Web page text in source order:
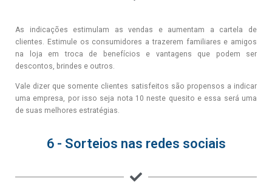
As indicações estimulam as vendas e aumentam a cartela de
clientes. Estimule os consumidores a trazerem familiares e amigos
na loja em troca de benefícios e vantagens que podem ser
descontos, brindes e outros.
Vale dizer que somente clientes satisfeitos são propensos a indicar
uma empresa, por isso seja nota 10 neste quesito e essa será uma
de suas melhores estratégias.
6 - Sorteios nas redes sociais